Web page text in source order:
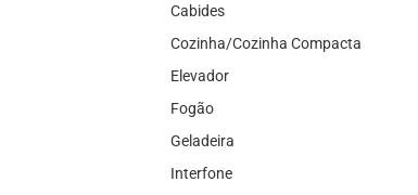
Cabides
Cozinha/Cozinha Compacta
Elevador
Fogão
Geladeira
Interfone